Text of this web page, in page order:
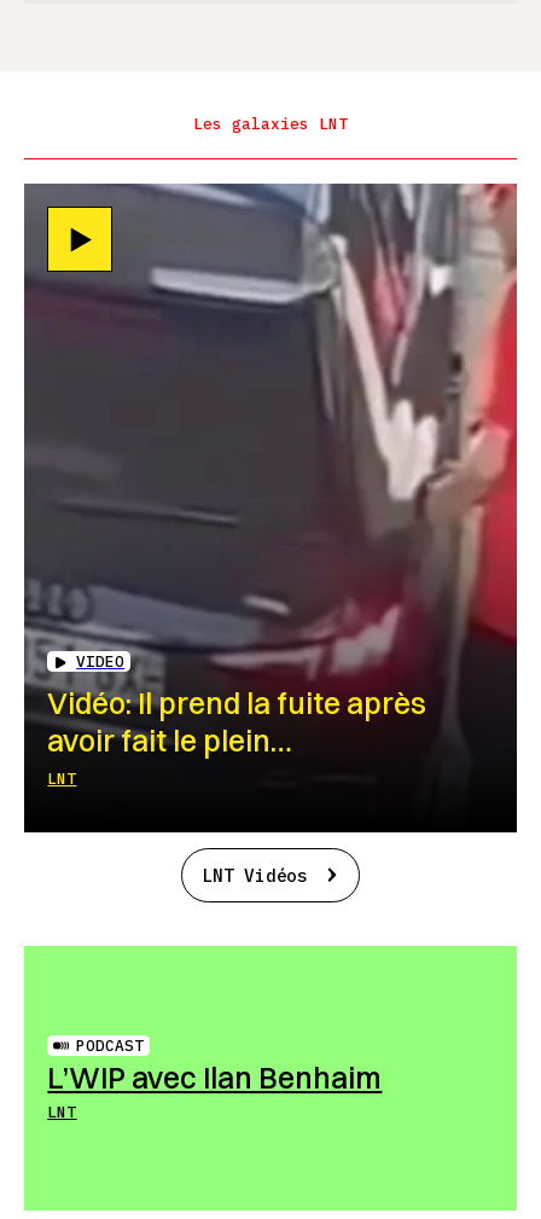
Les galaxies LNT
VIDEO
Vidéo: Il prend la fuite après
avoir fait le plein…
LNT
LNT Vidéos
PODCAST
L’WIP avec Ilan Benhaim
LNT